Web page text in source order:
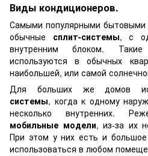
Виды кондиционеров.
Самыми популярными бытовыми
обычные сплит-системы, с
внутренним блоком.
используются в обычных
наибольшей, или самой
Для больших же домов
системы, когда к одному
несколько внутренних.
мобильные модели, из-за их
При этом у них есть и
использоваться в любом